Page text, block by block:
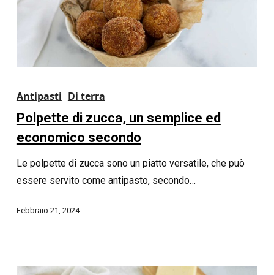
Antipasti Di terra
Polpette di zucca, un semplice ed
economico secondo
Le polpette di zucca sono un piatto versatile, che può
essere servito come antipasto, secondo…
Febbraio 21, 2024